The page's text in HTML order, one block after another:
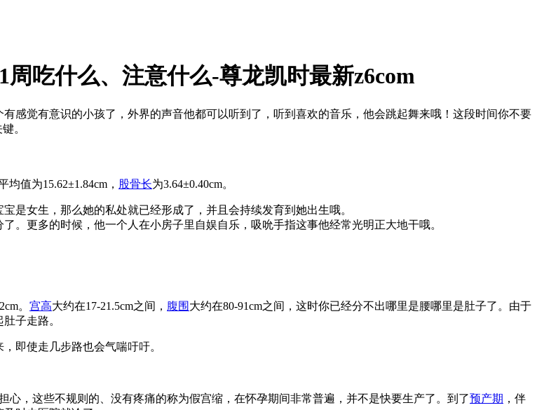
周吃什么、注意什么-尊龙凯时最新z6com
感觉有意识的小孩了，外界的声音他都可以听到了，听到喜欢的音乐，他会跳起舞来哦！这段时间你不要
。
均值为15.62±1.84cm， 股骨长为3.64±0.40cm。
是女生，那么她的私处就已经形成了，并且会持续发育到她出生哦。
。更多的时候，他一个人在小房子里自娱自乐，吸吮手指这事他经常光明正大地干哦。
。 宫高大约在17-21.5cm之间， 腹围 大约在80-91cm之间，这时你已经分不出哪里是腰哪里是肚子了。由于
子走路。
即使走几步路也会气喘吁吁。
，这些不规则的、没有疼痛的称为假宫缩，在怀孕期间非常普遍，并不是快要生产了。到了预产期 ，伴